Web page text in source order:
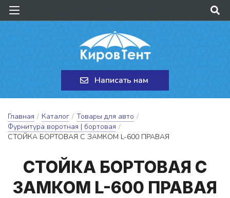
Написать нам
Главная / Каталог / Товары для авто /
Фурнитура воротная | бортовая /
СТОЙКА БОРТОВАЯ С ЗАМКОМ L-600 ПРАВАЯ
СТОЙ­КА БОР­ТО­ВАЯ С
ЗАМ­КОМ L-600 ПРА­ВАЯ